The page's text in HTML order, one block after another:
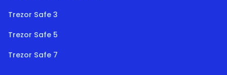
Trezor Safe 3
Trezor Safe 5
Trezor Safe 7